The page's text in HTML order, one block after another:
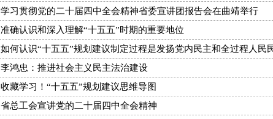
学习贯彻党的二十届四中全会精神省委宣讲团报告会在曲靖举行
准确认识和深入理解“十五五”时期的重要地位
如何认识“十五五”规划建议制定过程是发扬党内民主和全过程人民
李鸿忠：推进社会主义民主法治建设
收藏学习！“十五五”规划建议思维导图
省总工会宣讲党的二十届四中全会精神